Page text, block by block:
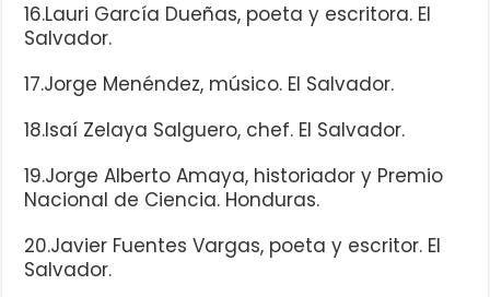
16.Lauri García Dueñas, poeta y escritora. El
Salvador.
17.Jorge Menéndez, músico. El Salvador.
18.Isaí Zelaya Salguero, chef. El Salvador.
19.Jorge Alberto Amaya, historiador y Premio
Nacional de Ciencia. Honduras.
20.Javier Fuentes Vargas, poeta y escritor. El
Salvador.